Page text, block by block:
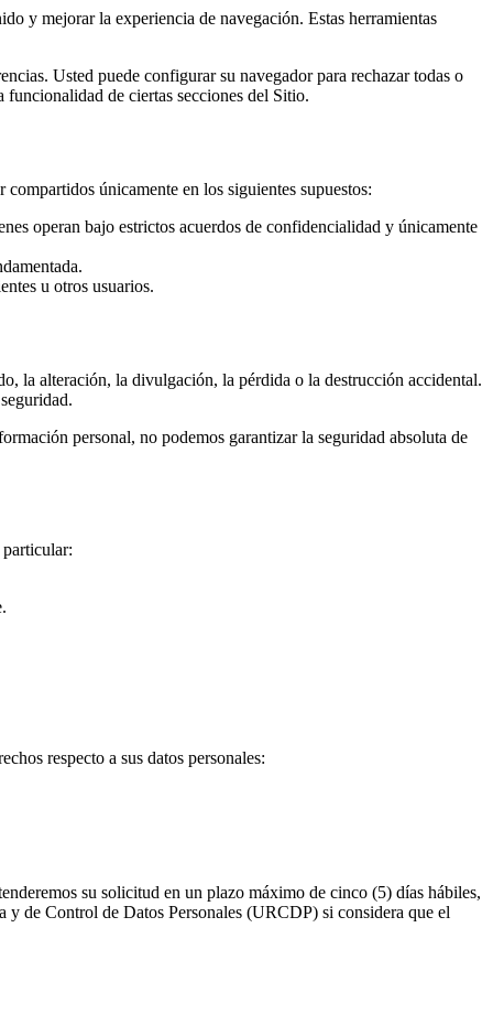
y mejorar la experiencia de navegación. Estas herramientas
Usted puede configurar su navegador para rechazar todas o
de ciertas secciones del Sitio.
únicamente en los siguientes supuestos:
operan bajo estrictos acuerdos de confidencialidad y únicamente
u otros usuarios.
la alteración, la divulgación, la pérdida o la destrucción accidental.
personal, no podemos garantizar la seguridad absoluta de
respecto a sus datos personales:
su solicitud en un plazo máximo de cinco (5) días hábiles,
de Control de Datos Personales (URCDP) si considera que el